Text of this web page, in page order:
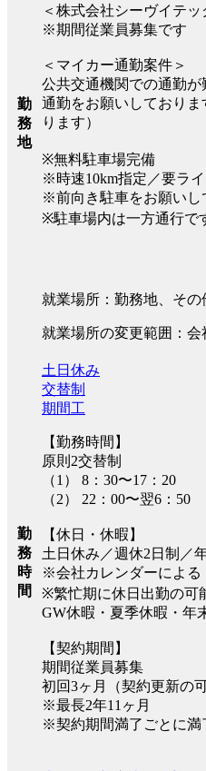
勤
務
地
＜株式会社シーヴイテ
※期間従業員募集です
＜マイカー通勤案件＞
公共交通機関での通勤
通勤をお願いしており
ります）
※無料駐車場完備
※時速10km指定／要ラ
※前向き駐車をお願いし
※駐車場内は一方通行で
就業場所：勤務地、そ
就業場所の変更範囲：
勤
務
時
間
土日休み
交替制
期間工
【勤務時間】
原則2交替制
（1） 8：30〜17：20
（2） 22：00〜翌6：50
【休日・休暇】
土日休み／週休2日制／
※会社カレンダーによる
※繁忙期に休日出勤の可
GW休暇・夏季休暇・年
【契約期間】
期間従業員募集
初回3ヶ月（契約更新の
※最長2年11ヶ月
※契約期間満了ごとに満